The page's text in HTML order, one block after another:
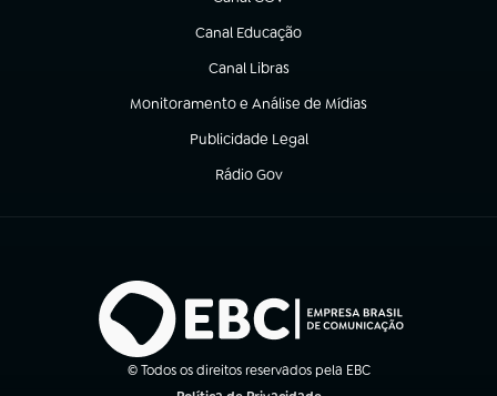
(abre em nova aba)
Canal Educação
(abre em nova aba)
Canal Libras
(abre em nova aba)
Monitoramento e Análise de Mídias
(abre em nova aba)
Publicidade Legal
(abre em nova aba)
Rádio Gov
(abre em nova aba)
© Todos os direitos reservados pela EBC